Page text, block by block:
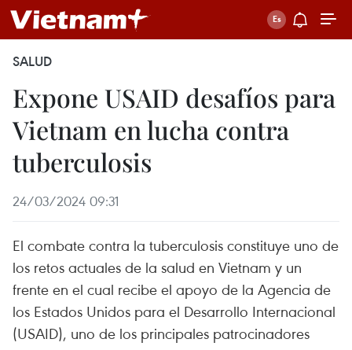
SALUD
Expone USAID desafíos para
Vietnam en lucha contra
tuberculosis
24/03/2024 09:31
El combate contra la tuberculosis constituye uno de
los retos actuales de la salud en Vietnam y un
frente en el cual recibe el apoyo de la Agencia de
los Estados Unidos para el Desarrollo Internacional
(USAID), uno de los principales patrocinadores